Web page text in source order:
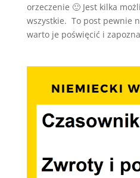
orzeczenie 🙂 Jest kilka
wszystkie. To post pewnie
warto je poświęcić i